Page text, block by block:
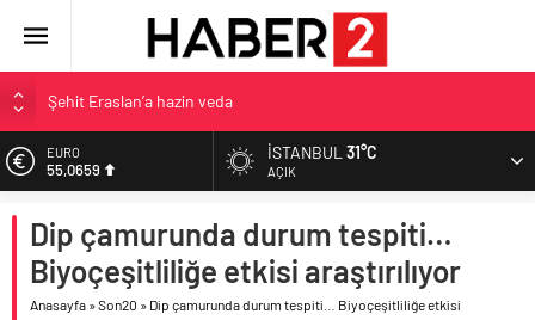
Şehit Eraslan’a hazin veda
Toprak Razgatlıoğlu Çekya’da ikinci oldu
Malatya’da Bakırcılar Çarşısı’na ilk kazma
İzmit Belediyesi’nden Tepeköy’de asfalt mesaisi
EURO
55,0659
6.521,17
BİST
13.685,30
İSTANBUL31°C
AÇIK
Dip çamurunda durum tespiti…
Biyoçeşitliliğe etkisi araştırılıyor
Anasayfa »Son20 » Dip çamurunda durum tespiti… Biyoçeşitliliğe etkisi